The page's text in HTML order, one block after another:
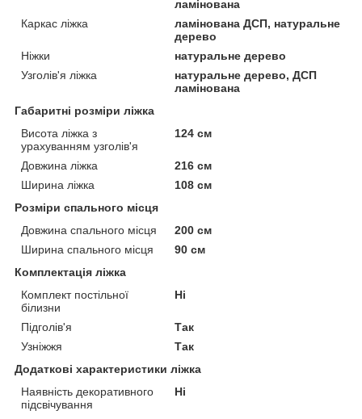
ламінована
Каркас ліжка
ламінована ДСП, натуральне
дерево
Ніжки
натуральне дерево
Узголів'я ліжка
натуральне дерево, ДСП
ламінована
Габаритні розміри ліжка
Висота ліжка з
урахуванням узголів'я
124 см
Довжина ліжка
216 см
Ширина ліжка
108 см
Розміри спального місця
Довжина спального місця
200 см
Ширина спального місця
90 см
Комплектація ліжка
Комплект постільної
білизни
Ні
Підголів'я
Так
Узніжжя
Так
Додаткові характеристики ліжка
Наявність декоративного
підсвічування
Ні